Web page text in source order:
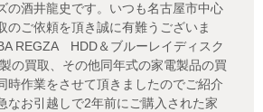
の酒井龍史です。いつも名古屋市中心
のご依頼を頂き誠に有難うございま
REGZA HDD＆ブルーレイディスク
の買取、その他同年式の家電製品の買
時作業をさせて頂きましたのでご紹介
なお引越しで2年前にご購入された家